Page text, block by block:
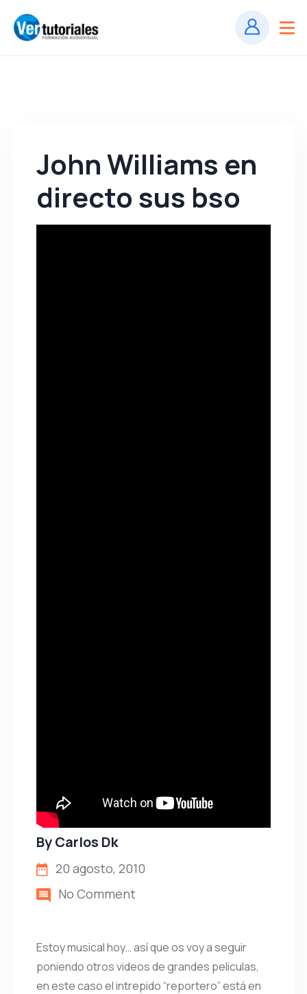
John Williams en
directo sus bso
ByCarlos Dk
20 agosto, 2010
No Comment
Estoy musical hoy… así que os voy a seguir
poniendo otros videos de grandes peliculas,
en este caso el intrepido “reportero” está en